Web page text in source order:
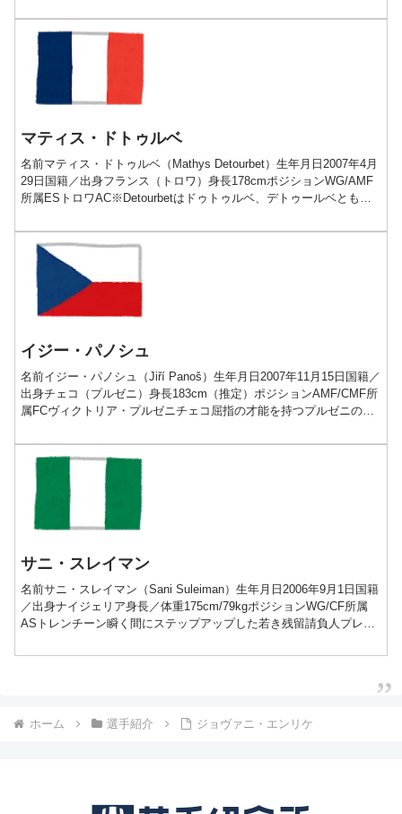
マティス・ドトゥルベ
名前マティス・ドトゥルベ（Mathys Detourbet）生年月日2007年4月
29日国籍／出身フランス（トロワ）身長178cmポジションWG/AMF
所属ESトロワAC※Detourbetはドゥトゥルベ、デトゥールベとも表
イジー・パノシュ
名前イジー・パノシュ（Jiří Panoš）生年月日2007年11月15日国籍／
出身チェコ（プルゼニ）身長183cm（推定）ポジションAMF/CMF所
属FCヴィクトリア・プルゼニチェコ屈指の才能を持つプルゼニの宝
サニ・スレイマン
名前サニ・スレイマン（Sani Suleiman）生年月日2006年9月1日国籍
／出身ナイジェリア身長／体重175cm/79kgポジションWG/CF所属
ASトレンチーン瞬く間にステップアップした若き残留請負人プレー
ホーム 選手紹介 ジョヴァニ・エンリケ